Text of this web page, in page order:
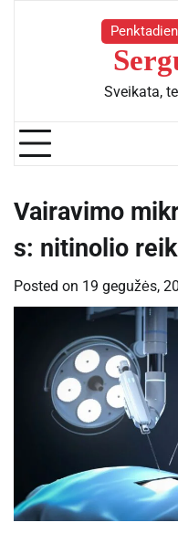
Sveikata,
Vairavimo
s: nitinolio
Posted on 19 gegužės,